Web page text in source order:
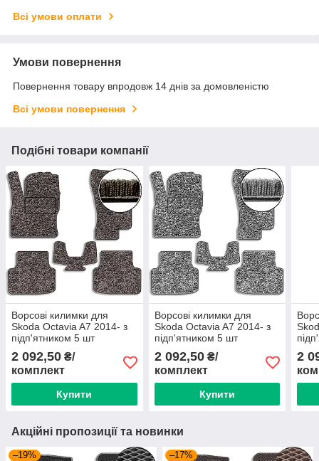
Всі умови оплати
Умови повернення
Повернення товару впродовж 14 днів за домовленістю
Всі умови повернення
Подібні товари компанії
Ворсові килимки для
Skoda Octavia A7 2014- з
підп'ятником 5 шт
2 092,50 ₴/
комплект
Купити
Ворсові килимки для
Skoda Octavia A7 2014- з
підп'ятником 5 шт
2 092,50₴/
комплект
Купити
2
Акційні пропозиції та новинки
–19% –17%